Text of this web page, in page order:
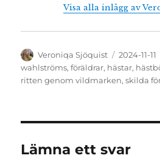
Visa alla inlägg av
Författare
Veroniqa Sjöquist
Publicerat
den
2024-11-11
wahlströms,föräldrar, hästar,
ritten genom vildmarken,skilda
Lämna ett svar